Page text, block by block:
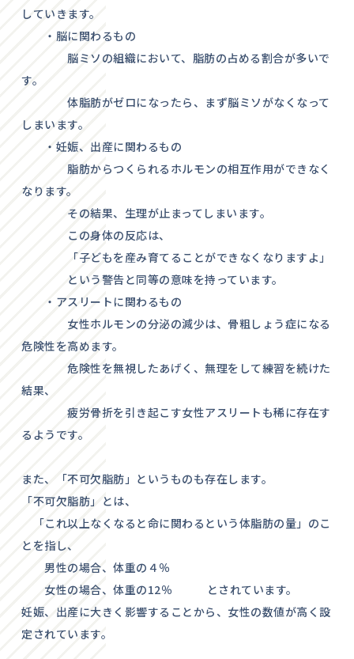
していきます。
・脳に関わるもの
脳ミソの組織において、脂肪の占める割合が多いで
す。
体脂肪がゼロになったら、まず脳ミソがなくなって
しまいます。
・妊娠、出産に関わるもの
脂肪からつくられるホルモンの相互作用ができなく
なります。
その結果、生理が止まってしまいます。
この身体の反応は、
「子どもを産み育てることができなくなりますよ」
という警告と同等の意味を持っています。
・アスリートに関わるもの
女性ホルモンの分泌の減少は、骨粗しょう症になる
危険性を高めます。
危険性を無視したあげく、無理をして練習を続けた
結果、
疲労骨折を引き起こす女性アスリートも稀に存在す
るようです。
また、「不可欠脂肪」というものも存在します。
「不可欠脂肪」とは、
「これ以上なくなると命に関わるという体脂肪の量」のこ
とを指し、
男性の場合、体重の４％
女性の場合、体重の12％ とされています。
妊娠、出産に大きく影響することから、女性の数値が高く設
定されています。